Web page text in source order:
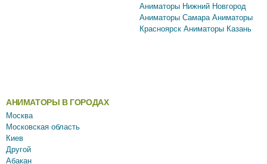
АНИМАТОРЫ В ГОРОДАХ
Москва
Московская область
Киев
Другой
Абакан
Аниматоры Нижний Новгород
Аниматоры Самара Аниматоры
Красноярск Аниматоры Казань